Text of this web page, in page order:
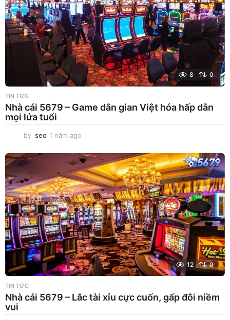
o
8 0
TIN TỨC
Nhà cái 5679 – Game dân gian Việt hóa hấp dẫn
mọi lứa tuổi
by seo 1 năm ago
ă
m
a
g
o
12 0
TIN TỨC
Nhà cái 5679 – Lắc tài xỉu cực cuốn, gấp đôi niềm
vui